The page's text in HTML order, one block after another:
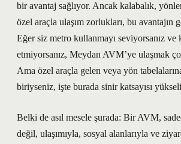
bir avantaj sağlıyor. Ancak kalabalık,
özel araçla ulaşım zorlukları, bu avantajın
Eğer siz metro kullanmayı seviyorsanız ve
etmiyorsanız, Meydan AVM’ye ulaşmak
Ama özel araçla gelen veya yön
biriyseniz, işte burada sinir katsayısı
Belki de asıl mesele şurada: Bir AVM,
değil, ulaşımıyla, sosyal alanlarıyla ve